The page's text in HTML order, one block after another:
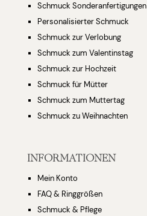
Schmuck Sonderanfertigungen
Personalisierter Schmuck
Schmuck zur Verlobung
Schmuck zum Valentinstag
Schmuck zur Hochzeit
Schmuck für Mütter
Schmuck zum Muttertag
Schmuck zu Weihnachten
INFORMATIONEN
Mein Konto
FAQ & Ringgrößen
Schmuck & Pflege